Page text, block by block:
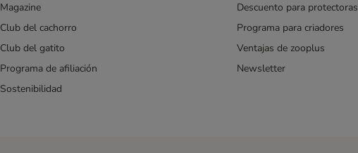
Magazine
Club del cachorro
Club del gatito
Programa de afiliación
Sostenibilidad
Descuento para protectoras
Programa para criadores
Ventajas de zooplus
Newsletter